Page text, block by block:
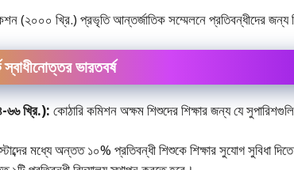
(২০০০ খ্রি.) প্রভৃতি আন্তর্জাতিক সম্মেলনে প্রতিবন্ধীদের জন্য
স্বাধীনোত্তর ভারতবর্ষ
৬৬ খ্রি.): কোঠারি কমিশন অক্ষম শিশুদের শিক্ষার জন্য যে
মধ্যে অন্তত ১০% প্রতিবন্ধী শিশুকে শিক্ষার সুযোগ সুবিধা